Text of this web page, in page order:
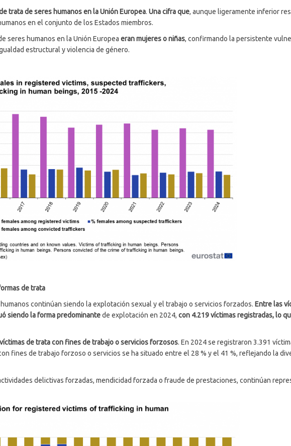
trata de seres humanos en la Unión Europea. Una cifra que, aunque ligeramente inferior
en el conjunto de los Estados miembros.
seres humanos en la Unión Europea eran mujeres o niñas, confirmando la persistente
estructural y violencia de género.
de trata
continúan siendo la explotación sexual y el trabajo o servicios forzados. Entre las
siendo la forma predominantede explotación en 2024, con 4.219 víctimas registradas, lo
de trata con fines de trabajo o servicios forzosos. En 2024 se registraron 3.391
fines de trabajo forzoso o servicios se ha situado entre el 28 % y el 41 %, reflejando la
delictivas forzadas, mendicidad forzada o fraude de prestaciones, continúan